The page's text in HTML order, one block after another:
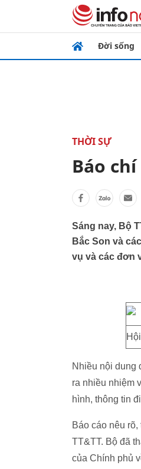
Đời sống
THỜI SỰ
Báo
Sáng nay, Bộ
Bắc Son và
vụ và các đơn
Nhiều nội dung
ra nhiều nhiệm
hình, thông tin
Báo cáo nêu
TT&TT. Bộ đã
của Chính phủ